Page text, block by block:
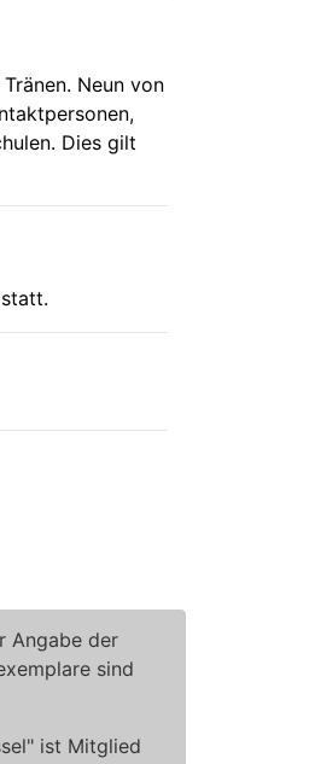
Neun von
Dies gilt
Angabe der
sind
ist Mitglied